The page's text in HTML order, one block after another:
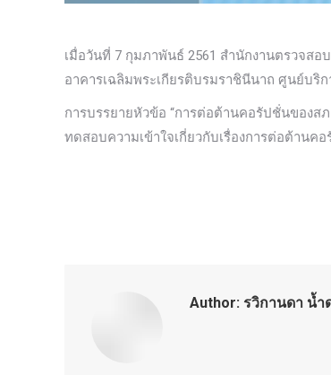
เมื่อวันที่ 7 กุมภาพันธ์ 2561 สำนักงานตรวจส
อาคารเฉลิมพระเกียรติบรมราชินีนาถ ศูนย์บริ
การบรรยายหัวข้อ “การต่อต้านคอรัปชั่นของ
ทดสอบความเข้าใจเกี่ยวกับเรื่องการต่อต้านค
Author: รวิกานดา น้ำ